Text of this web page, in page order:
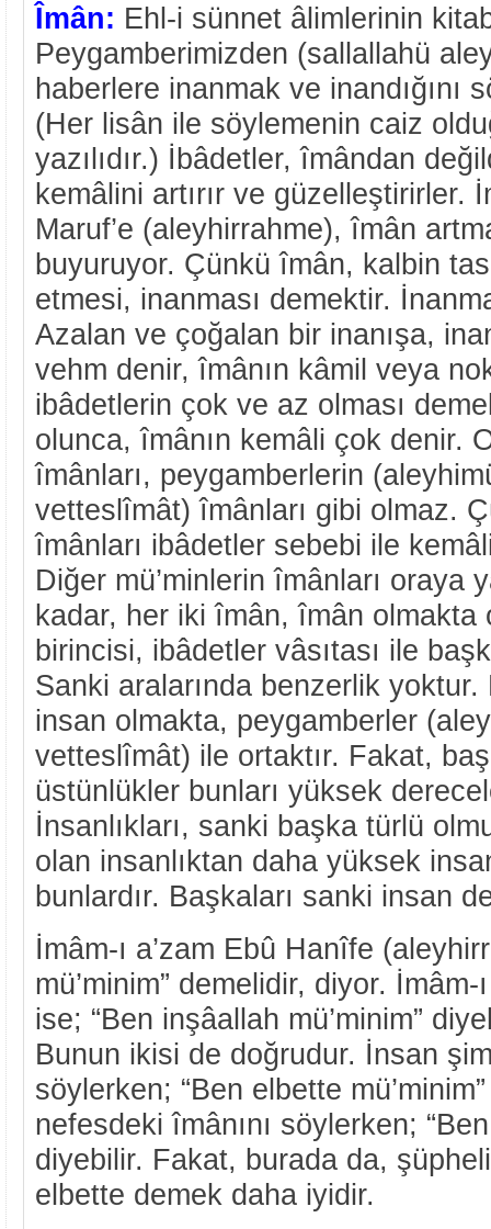
Îmân: Ehl-i sünnet âlimlerinin
Peygamberimizden (sallallahü
haberlere inanmak ve inandığını
(Her lisân ile söylemenin caiz
yazılıdır.) İbâdetler, îmândan
kemâlini artırır ve güzelleştirirler.
Maruf’e (aleyhirrahme), îmân
buyuruyor. Çünkü îmân, kalbin
etmesi, inanması demektir.
Azalan ve çoğalan bir inanışa,
vehm denir, îmânın kâmil veya
ibâdetlerin çok ve az olması
olunca, îmânın kemâli çok denir.
îmânları, peygamberlerin
vetteslîmât) îmânları gibi olmaz.
îmânları ibâdetler sebebi ile
Diğer mü’minlerin îmânları oraya
kadar, her iki îmân, îmân olmakta
birincisi, ibâdetler vâsıtası ile
Sanki aralarında benzerlik yoktur.
insan olmakta, peygamberler
vetteslîmât) ile ortaktır. Fakat,
üstünlükler bunları yüksek
İnsanlıkları, sanki başka türlü
olan insanlıktan daha yüksek
bunlardır. Başkaları sanki insan
İmâm-ı a’zam Ebû Hanîfe
mü’minim” demelidir, diyor.
ise; “Ben inşâallah mü’minim”
Bunun ikisi de doğrudur. İnsan
söylerken; “Ben elbette
nefesdeki îmânını söylerken;
diyebilir. Fakat, burada da,
elbette demek daha iyidir.